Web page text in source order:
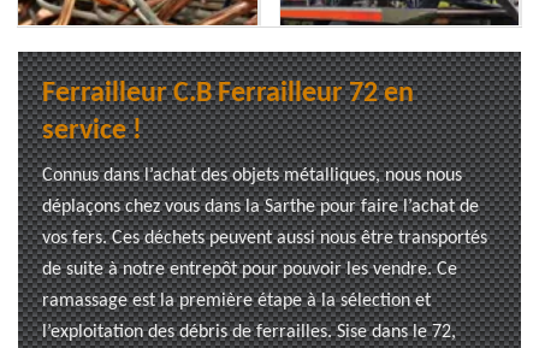
Ferrailleur C.B Ferrailleur 72 en
service !
Connus dans l’achat des objets métalliques, nous nous
déplaçons chez vous dans la Sarthe pour faire l’achat de
vos fers. Ces déchets peuvent aussi nous être transportés
de suite à notre entrepôt pour pouvoir les vendre. Ce
ramassage est la première étape à la sélection et
l’exploitation des débris de ferrailles. Sise dans le 72,